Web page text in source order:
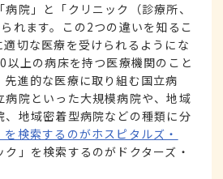
院」と「クリニック（診療所、
れます。この2つの違いを知るこ
適切な医療を受けられるようにな
以上の病床を持つ医療機関のこと
先進的な医療に取り組む国立病
病院といった大規模病院や、地域
、地域密着型病院などの種類に分
を検索するのがホスピタルズ・
ク」を検索するのがドクターズ・